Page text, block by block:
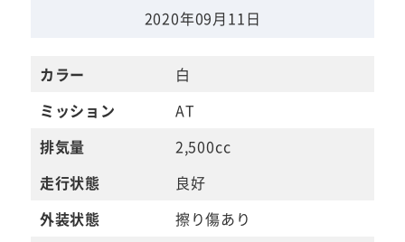
2020年09月11日
カラー
白
ミッション
AT
排気量
2,500cc
走行状態
良好
外装状態
擦り傷あり